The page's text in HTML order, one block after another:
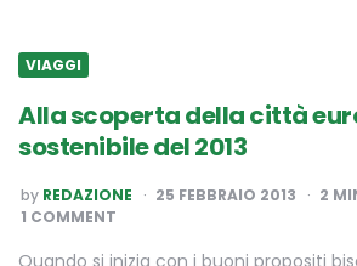
VIAGGI
Alla scoperta della città
sostenibile del 2013
POSTED
BY
by REDAZIONE 25 FEBBRAIO 2013 2
1 COMMENT